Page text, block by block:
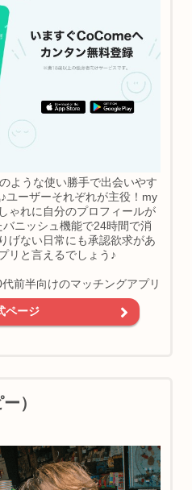
ような使い勝手で出会いやす
ユーザーそれぞれが主役！my
ゃれに自分のプロフィールが
ニッシュ機能で24時間で消
げない日常にも承認欲求があ
リと言えるでしょう♪
前半向けのマッチングアプリ
ページ
）